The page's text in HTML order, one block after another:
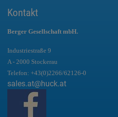
Kontakt
Berger Gesellschaft mbH.
Industriestraße 9
A - 2000 Stockerau
Telefon: +43(0)2266/62126-0
sales.at@huck.at